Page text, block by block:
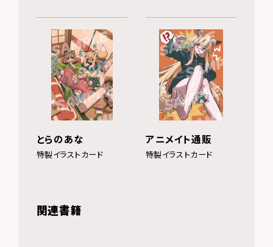
とらのあな
特製イラストカード
アニメイト通販
特製イラストカード
関連書籍